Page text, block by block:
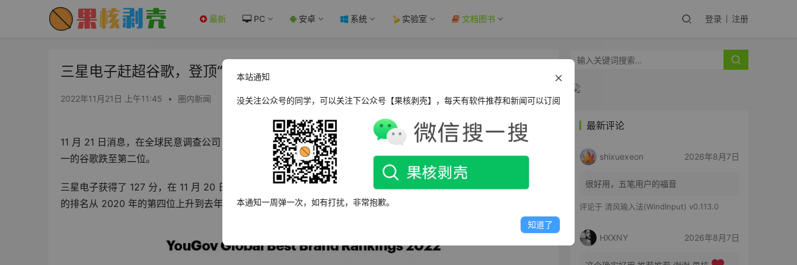
最新 PC 安卓 系统 实验室 文档图书 登录 注册
三星电子赶超谷歌，登顶“2022 年全球最佳品牌榜” - 果核剥壳
2022年11月21日 上午11:45 • 圈内新闻
11 月 21 日消息，在全球民意调查公司 YouGov 评选的世界最佳品牌榜中，三星电子首次排名第一，2021 年排名第
一的谷歌跌至第二位。
三星电子获得了 127 分，在 11 月 20 日公布的 YouGov 2022 年全球最佳品牌排名中名列第一。这家韩国科技巨头
的排名从 2020 年的第四位上升到去年的第二位。今年超过了谷歌，升至榜首位置。
最新评论
shixuexeon 2026年8月7日
很好用，五笔用户的福音
评论于 清风输入法(WindInput) v0.113.0
HXXNY 2026年8月7日
本站通知
没关注公众号的同学，可以关注下公众号【果核剥壳】，每天有软件推荐和新闻可以订阅
本通知一周弹一次，如有打扰，非常抱歉。
知道了